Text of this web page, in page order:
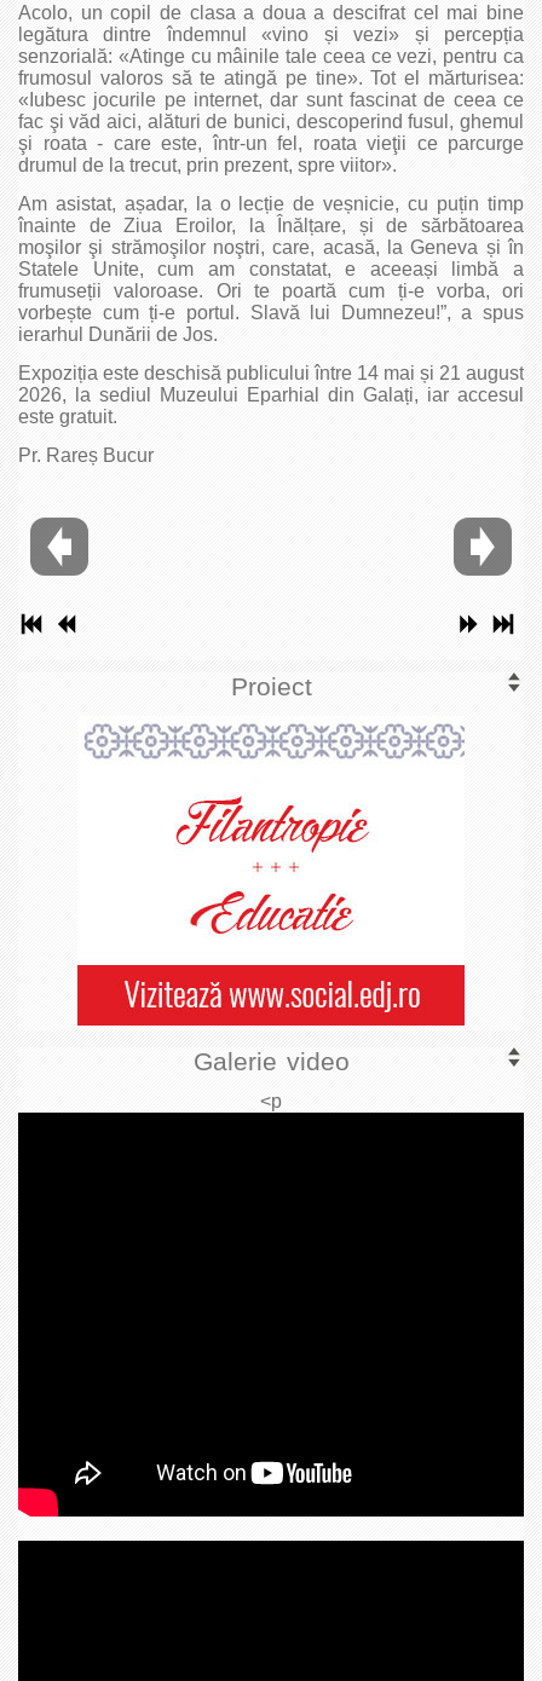
Acolo, un copil de clasa a doua a descifrat cel mai bine
legătura dintre îndemnul «vino și vezi» și percepția
senzorială: «Atinge cu mâinile tale ceea ce vezi, pentru ca
frumosul valoros să te atingă pe tine». Tot el mărturisea:
«Iubesc jocurile pe internet, dar sunt fascinat de ceea ce
fac şi văd aici, alături de bunici, descoperind fusul, ghemul
şi roata - care este, într-un fel, roata vieţii ce parcurge
drumul de la trecut, prin prezent, spre viitor».
Am asistat, așadar, la o lecție de veșnicie, cu puțin timp
înainte de Ziua Eroilor, la Înălțare, și de sărbătoarea
moşilor şi strămoşilor noştri, care, acasă, la Geneva și în
Statele Unite, cum am constatat, e aceeași limbă a
frumuseții valoroase. Ori te poartă cum ți-e vorba, ori
vorbește cum ți-e portul. Slavă lui Dumnezeu!”, a spus
ierarhul Dunării de Jos.
Expoziția este deschisă publicului între 14 mai și 21 august
2026, la sediul Muzeului Eparhial din Galați, iar accesul
este gratuit.
Pr. Rareș Bucur
Proiect
Galerie video
<p